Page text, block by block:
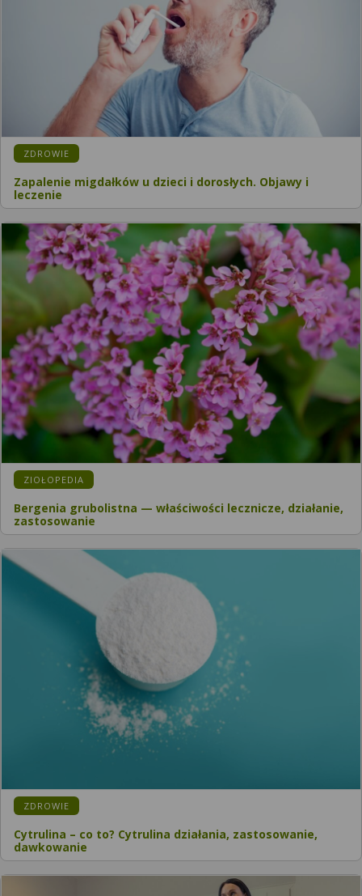
ZDROWIE
Zapalenie migdałków u dzieci i dorosłych. Objawy i
leczenie
ZIOŁOPEDIA
Bergenia grubolistna — właściwości lecznicze, działanie,
zastosowanie
ZDROWIE
Cytrulina – co to? Cytrulina działania, zastosowanie,
dawkowanie